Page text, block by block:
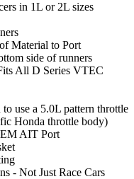
in 1L or 2L sizes
Material to Port
side of runners
All D Series VTEC
use a 5.0L pattern throttle
Honda throttle body)
AIT Port
- Not Just Race Cars